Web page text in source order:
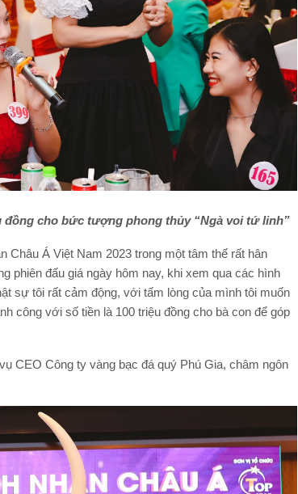
cho bức tượng phong thủy “Ngà voi tứ linh”
Châu Á Việt Nam 2023 trong một tâm thế rất hân
phiên đấu giá ngày hôm nay, khi xem qua các hình
sự tôi rất cảm động, với tấm lòng của mình tôi muốn
công với số tiền là 100 triệu đồng cho bà con để góp
CEO Công ty vàng bạc đá quý Phú Gia, châm ngôn